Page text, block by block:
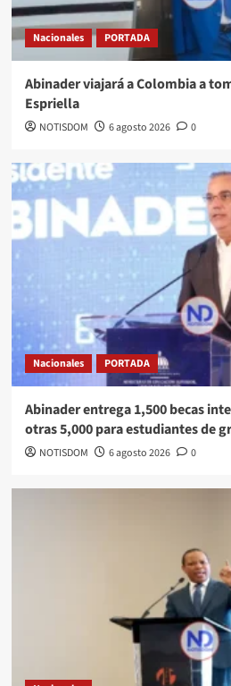
Nacionales PORTADA
Abinader viajará a Colombia a
Espriella
NOTISDOM 6 agosto 2026 0
Nacionales PORTADA
Abinader entrega 1,500 becas
otras 5,000 para estudiantes de
NOTISDOM 6 agosto 2026 0